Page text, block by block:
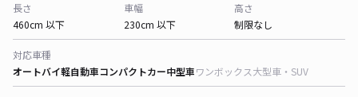
長さ
460cm 以下
車幅
230cm 以下
高さ
制限なし
対応車種
オートバイ軽自動車コンパクトカー中型車ワンボックス大型車・SUV